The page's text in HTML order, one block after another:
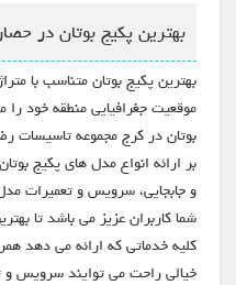
بهترین پکیج بوتان در
بهترین پکیج بوتان متناسب با
موقعیت جغرافیایی منطقه خود را
بوتان در کرج مجموعه تاسیسات
بر ارائه انواع مدل های پکیج
و جابجایی، سرویس و تعمیرات
شما کاربران عزیز می باشد تا
کلیه خدماتی که ارائه می دهد
خیالی راحت می توایند سرویس و